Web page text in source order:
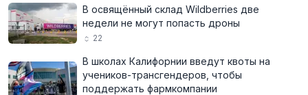
В освящённый склад Wildberries две
недели не могут попасть дроны
22
В школах Калифорнии введут квоты на
учеников-трансгендеров, чтобы
поддержать фармкомпании